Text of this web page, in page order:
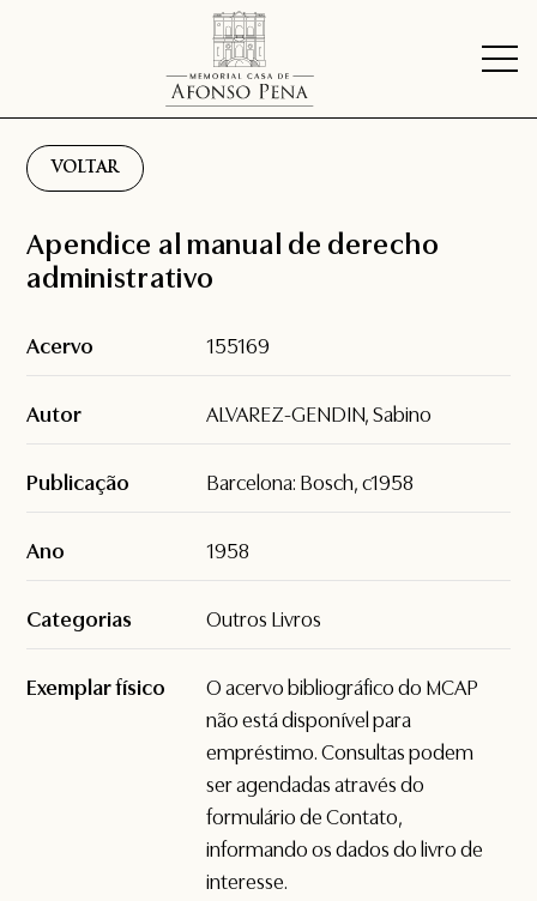
VOLTAR
Apendice al manual de derecho
administrativo
Acervo 155169
Autor ALVAREZ-GENDIN, Sabino
Publicação Barcelona: Bosch, c1958
Ano 1958
Categorias Outros Livros
Exemplar físico
O acervo bibliográfico do MCAP
não está disponível para
empréstimo. Consultas podem
ser agendadas através do
formulário deContato,
informando os dados do livro de
interesse.